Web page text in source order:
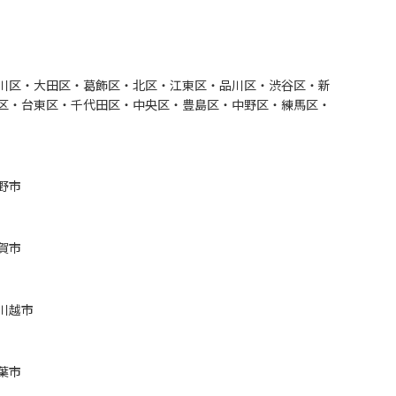
区・大田区・葛飾区・北区・江東区・品川区・渋谷区・新
・台東区・千代田区・中央区・豊島区・中野区・練馬区・
市
市
越市
市